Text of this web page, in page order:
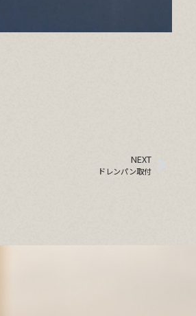
NEXT
ドレンパン取付